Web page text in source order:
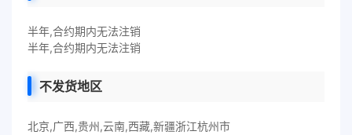
半年,合约期内无法注销
半年,合约期内无法注销
不发货地区
北京,广西,贵州,云南,西藏,新疆浙江杭州市